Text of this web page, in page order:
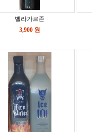
벨라가르존
3,900 원